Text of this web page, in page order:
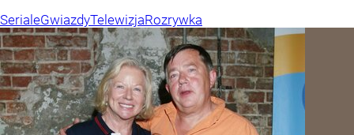
SerialeGwiazdyTelewizjaRozrywka